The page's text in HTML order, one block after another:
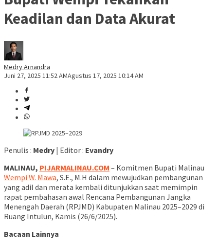
Keadilan dan Data Akurat
Medry Arnandra
Juni 27, 2025 11:52 AMAgustus 17, 2025 10:14 AM
Penulis : Medry | Editor : Evandry
MALINAU, PIJARMALINAU.COM – Komitmen Bupati Malinau
Wempi W. Mawa, S.E., M.H dalam mewujudkan pembangunan
yang adil dan merata kembali ditunjukkan saat memimpin
rapat pembahasan awal Rencana Pembangunan Jangka
Menengah Daerah (RPJMD) Kabupaten Malinau 2025–2029 di
Ruang Intulun, Kamis (26/6/2025).
Bacaan Lainnya